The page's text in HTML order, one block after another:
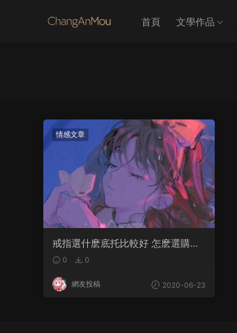
首頁 文學作品
情感文章
戒指選什麽底托比較好 怎麽選購鑽
石戒指
0 0
網友投稿 2020-06-23